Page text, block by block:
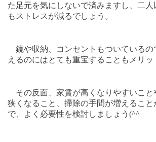
た足元を気にしないで済みますし、二人
もストレスが減るでしょう。
鏡や収納、コンセントもついているの
えるのにはとても重宝することもメリッ
その反面、家賃が高くなりやすいこと
狭くなること、掃除の手間が増えるこ
で、よく必要性を検討しましょう(^^ゞ